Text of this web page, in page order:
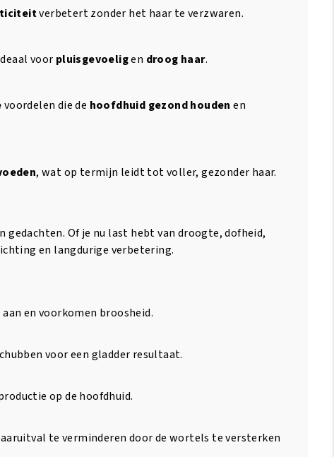
verbetert zonder het haar te verzwaren.
voor pluisgevoeligen droog haar.
voordelen die de hoofdhuid gezond houden en
, wat op termijn leidt tot voller, gezonder haar.
Of je nu last hebt van droogte, dofheid,
en langdurige verbetering.
en voorkomen broosheid.
voor een gladder resultaat.
op de hoofdhuid.
te verminderen door de wortels te versterken